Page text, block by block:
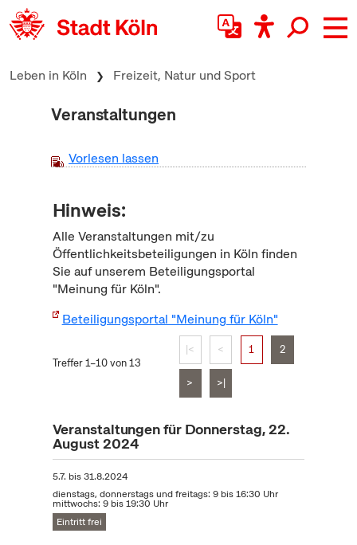
zum Inhalt springen
Leben in Köln Freizeit, Natur und Sport
Veranstaltungen
Vorlesen lassen
Hinweis:
Alle Veranstaltungen mit/zu
Öffentlichkeitsbeteiligungen in Köln finden
Sie auf unserem Beteiligungsportal
"Meinung für Köln".
Beteiligungsportal "Meinung für Köln"
Treffer 1–10 von 13
|< < 1 2
> >|
Veranstaltungen für Donnerstag, 22.
August 2024
5.7. bis31.8.2024
dienstags, donnerstags und freitags: 9 bis 16:30 Uhr
mittwochs: 9 bis 19:30 Uhr
Eintritt frei